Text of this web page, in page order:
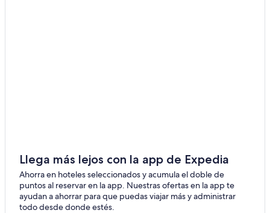
Llega más lejos con la app de Expedia
Ahorra en hoteles seleccionados y acumula el doble de
puntos al reservar en la app. Nuestras ofertas en la app te
ayudan a ahorrar para que puedas viajar más y administrar
todo desde donde estés.